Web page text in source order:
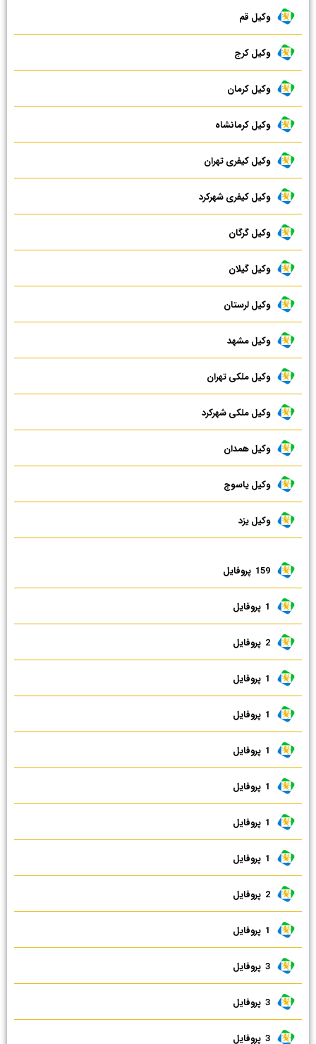
وکیل قم
وکیل کرج
وکیل کرمان
وکیل کرمانشاه
وکیل کیفری تهران
وکیل کیفری شهرکرد
وکیل گرگان
وکیل گیلان
وکیل لرستان
وکیل مشهد
وکیل ملکی تهران
وکیل ملکی شهرکرد
وکیل همدان
وکیل یاسوج
وکیل یزد
159 ‌ پروفایل
1 ‌ پروفایل
2 ‌ پروفایل
1 ‌ پروفایل
1 ‌ پروفایل
1 ‌ پروفایل
1 ‌ پروفایل
1 ‌ پروفایل
1 ‌ پروفایل
2 ‌ پروفایل
1 ‌ پروفایل
3 ‌ پروفایل
3 ‌ پروفایل
3 ‌ پروفایل